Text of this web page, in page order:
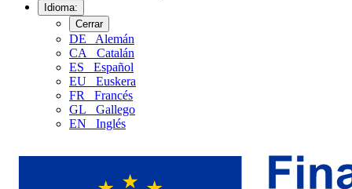
Idioma:
Cerrar
DE
Alemán
CA
Catalán
ES
Español
EU
Euskera
FR
Francés
GL
Gallego
EN
Inglés